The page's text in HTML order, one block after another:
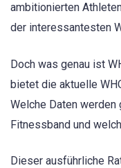
ambitionierten
der interessantesten
Doch was genau ist
bietet die aktuelle
Welche Daten
Fitnessband und
Dieser ausführliche